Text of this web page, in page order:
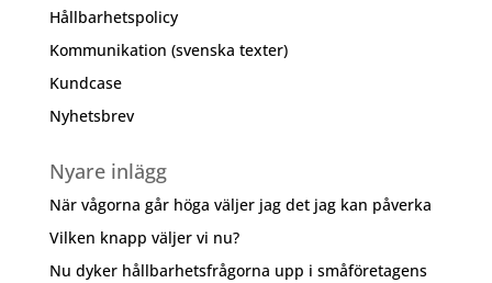
Hållbarhetspolicy
Kommunikation (svenska texter)
Kundcase
Nyhetsbrev
Nyare inlägg
När vågorna går höga väljer jag det jag kan påverka
Vilken knapp väljer vi nu?
Nu dyker hållbarhetsfrågorna upp i småföretagens